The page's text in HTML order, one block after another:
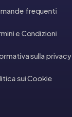
frequenti
e Condizioni
sulla privacy
sui Cookie